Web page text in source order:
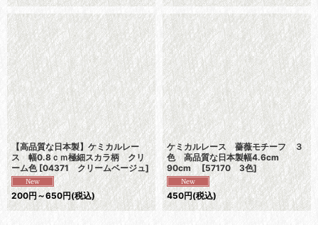
【高品質な日本製】ケミカルレー
ス 幅0.8ｃｍ極細スカラ柄 クリ
ーム色 [04371 クリームベージュ ]
200円～650円(税込)
ケミカルレース 薔薇モチーフ ３
色 高品質な日本製幅4.6cm
90cm [57170 3色]
450円(税込)